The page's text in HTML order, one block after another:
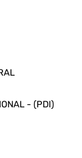
- (PDI)